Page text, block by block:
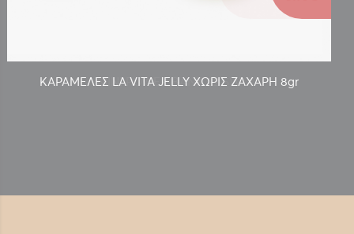
ΚΑΡΑΜΕΛΕΣ LA VITA JELLY ΧΩΡΙΣ ΖΑΧΑΡΗ 8gr